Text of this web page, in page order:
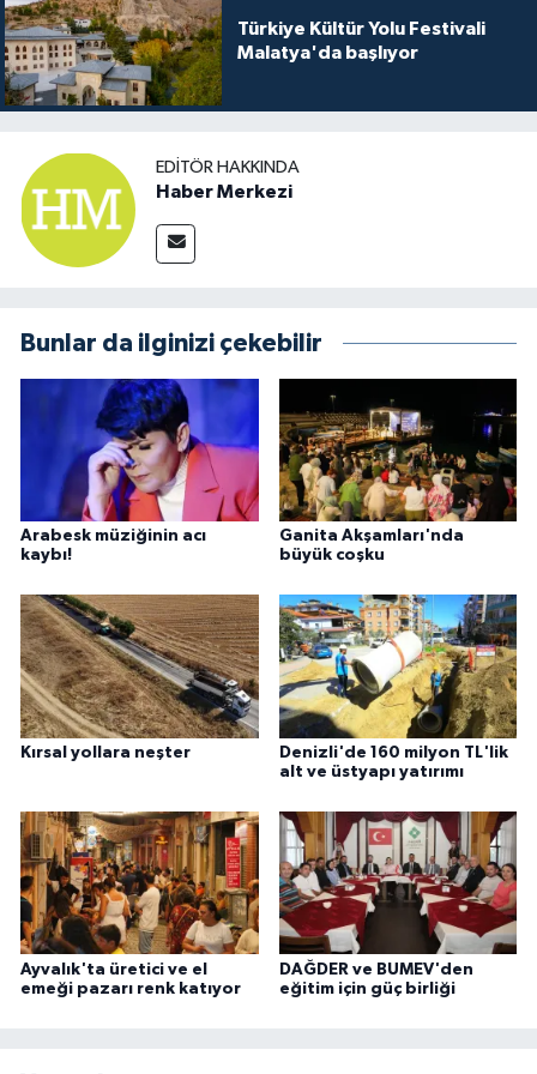
Türkiye Kültür Yolu Festivali
Malatya'da başlıyor
EDITÖR HAKKINDA
Haber Merkezi
Bunlar da ilginizi çekebilir
Arabesk müziğinin acı
kaybı!
Ganita Akşamları'nda
büyük coşku
Kırsal yollara neşter
Denizli'de 160 milyon TL'lik
alt ve üstyapı yatırımı
Ayvalık'ta üretici ve el
emeği pazarı renk katıyor
DAĞDER ve BUMEV'den
eğitim için güç birliği